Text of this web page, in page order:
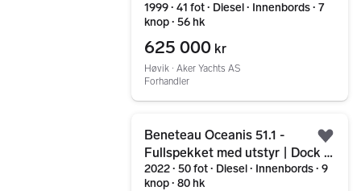
Kan selges uten moms!
1999 ∙ 41 fot ∙ Diesel ∙ Innenbords ∙ 7
knop ∙ 56 hk
625 000 kr
Høvik ∙ Aker Yachts AS
Forhandler
Beneteau Oceanis 51.1 -
Fullspekket med utstyr | Dock &
Go | Én eier
2022 ∙ 50 fot ∙ Diesel ∙ Innenbords ∙ 9
knop ∙ 80 hk